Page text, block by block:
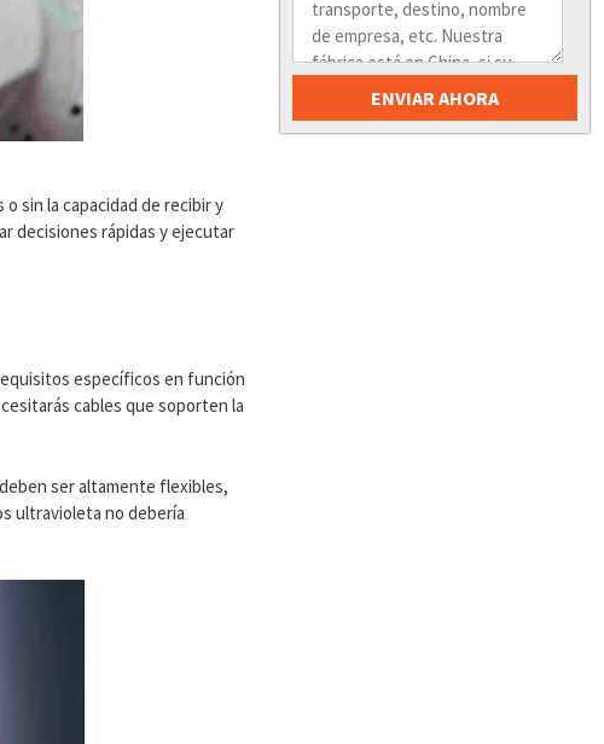
sin la capacidad de recibir y
decisiones rápidas y ejecutar
específicos en función
cables que soporten la
ser altamente flexibles,
ultravioleta no debería